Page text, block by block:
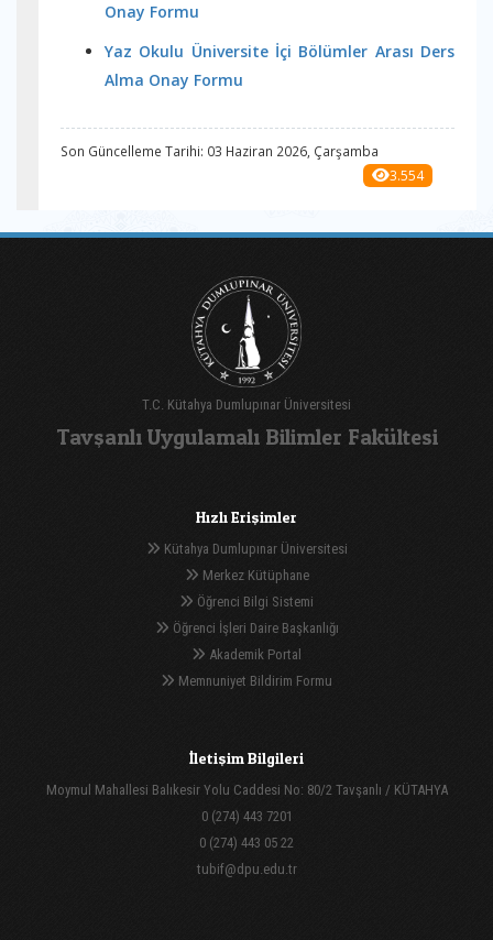
Onay Formu
Yaz Okulu Üniversite İçi Bölümler Arası Ders
Alma Onay Formu
Son Güncelleme Tarihi: 03 Haziran 2026, Çarşamba
3.554
T.C. Kütahya Dumlupınar Üniversitesi
Tavşanlı Uygulamalı Bilimler Fakültesi
Hızlı Erişimler
Kütahya Dumlupınar Üniversitesi
Merkez Kütüphane
Öğrenci Bilgi Sistemi
Öğrenci İşleri Daire Başkanlığı
Akademik Portal
Memnuniyet Bildirim Formu
İletişim Bilgileri
Moymul Mahallesi Balıkesir Yolu Caddesi No: 80/2 Tavşanlı / KÜTAHYA
0 (274) 443 7201
0 (274) 443 05 22
tubif@dpu.edu.tr